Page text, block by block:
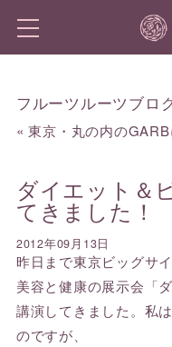
フルーツルーツブロ
«東京・丸の内のGARB
ダイエット＆
てきました！
2012年09月13日
昨日まで東京ビッグサ
美容と健康の展示会「
講演してきました。私
のですが、